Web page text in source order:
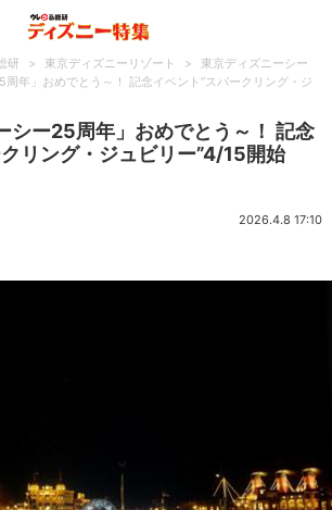
研 > 東京ディズニーリゾート >
東京ディズニーシー
周年」おめでとう～！ 記念イベント“スパークリング・ジ
シー25周年」おめでとう～！ 記念
リング・ジュビリー”4/15開始
2026.4.8 17:10